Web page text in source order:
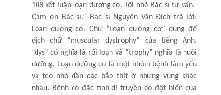
108 kết luận loạn dưỡng cơ. Tôi nhờ Bác sĩ tư vấn. ​
Cảm ơn Bác sĩ.” Bác sĩ Nguyễn Văn Đích trả lời:
Loạn dưỡng cơ. Chữ “Loạn dưỡng cơ” dùng để
dịch chữ “muscular dystrophy” của tiếng Anh.
“dys” có nghĩa là rối loạn và “trophy” nghĩa là nuôi
dưỡng. Loạn dưỡng cơ là một nhóm bệnh làm yếu
và teo nhỏ dần các bắp thịt ở những vùng khác
nhau. Bệnh có đặc tính di truyền do đột biến của